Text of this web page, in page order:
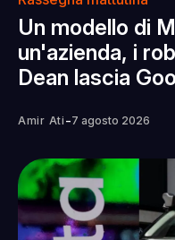
Un modello di
un'azienda, i
Dean lascia
Amir Ati -7 agosto 2026